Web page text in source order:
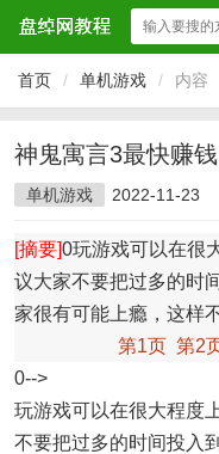
首页 / 单机游戏 / 内容
神鬼寓言3最快赚
单机游戏 2022-11-23
[摘要]0玩游戏可以在很
议大家不要把过多的时
家很有可能上瘾，这样
第1页 第2
0-->
玩游戏可以在很大程度
不要把过多的时间投入